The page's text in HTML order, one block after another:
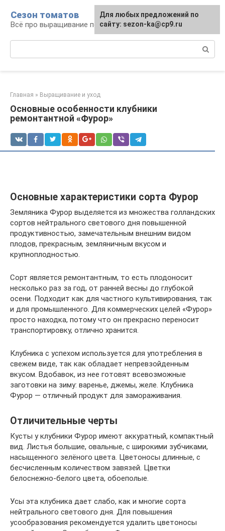
контенту
Сезон томатов
Всё про выращивание помидоров
Главная » Выращивание и уход
Основные особенности клубники
ремонтантной «Фурор»
Основные характеристики сорта Фурор
Земляника Фурор выделяется из множества голландских
сортов нейтрального светового дня повышенной
продуктивностью, замечательным внешним видом
плодов, прекрасным, земляничным вкусом и
крупноплодностью.
Сорт является ремонтантным, то есть плодоносит
несколько раз за год, от ранней весны до глубокой
осени. Подходит как для частного культивирования, так
и для промышленного. Для коммерческих целей «Фурор»
просто находка, потому что он прекрасно переносит
транспортировку, отлично хранится.
Клубника с успехом используется для употребления в
свежем виде, так как обладает непревзойденным
вкусом. Вдобавок, из нее готовят всевозможные
заготовки на зиму: варенье, джемы, желе. Клубника
Фурор — отличный продукт для замораживания.
Отличительные черты
Кусты у клубники Фурор имеют аккуратный, компактный
вид. Листья большие, овальные, с широкими зубчиками,
насыщенного зелёного цвета. Цветоносы длинные, с
бесчисленным количеством завязей. Цветки
белоснежно-белого цвета, обоеполые.
Усы эта клубника дает слабо, как и многие сорта
нейтрального светового дня. Для повышения
усообразования рекомендуется удалить цветоносы
Для любых предложений по
сайту: sezon-ka@cp9.ru